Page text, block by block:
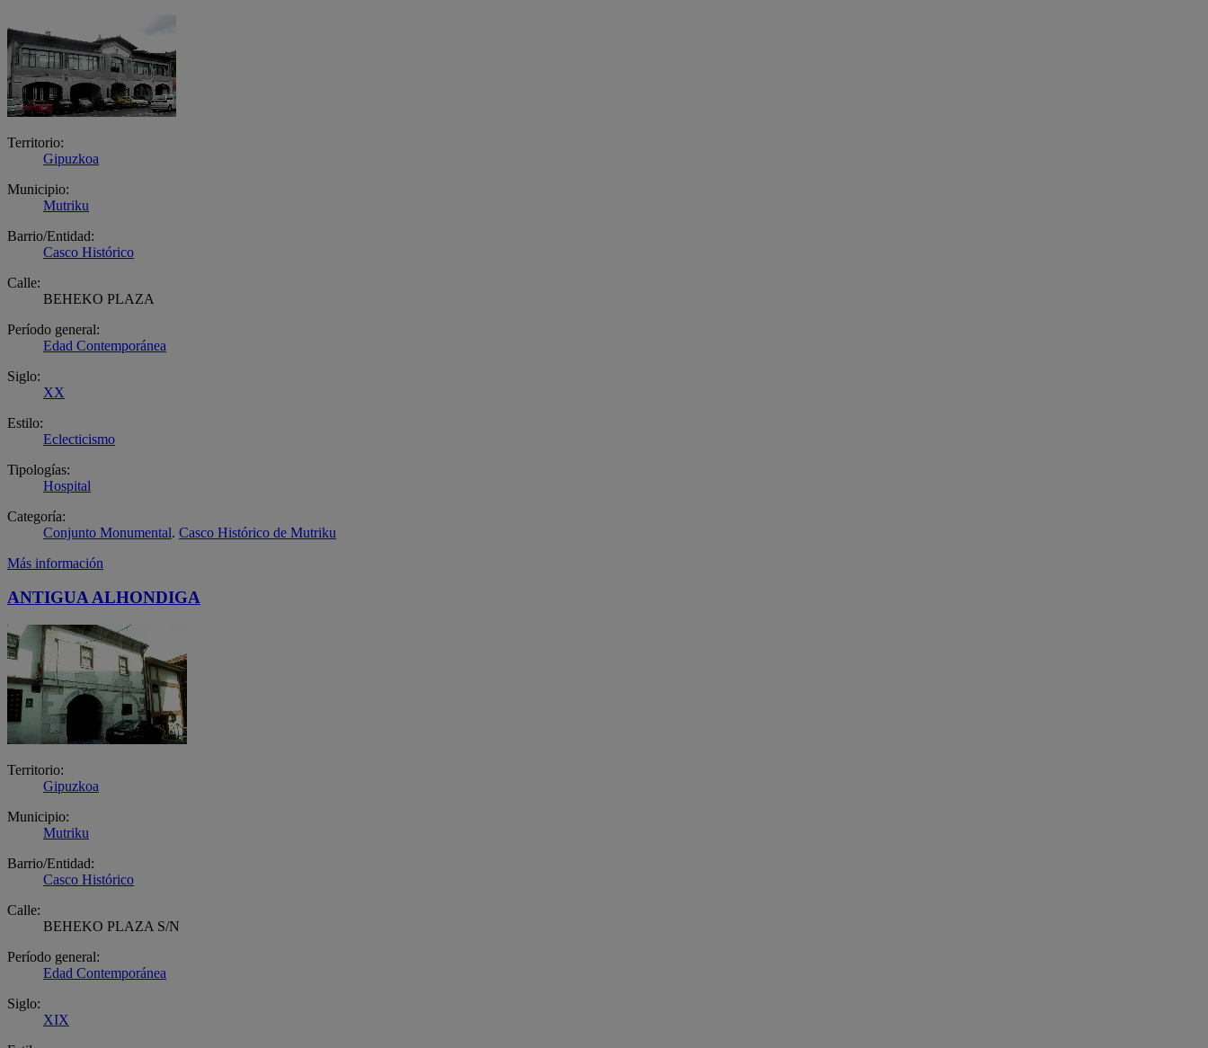
Territorio:
Gipuzkoa
Municipio:
Mutriku
Barrio/Entidad:
Casco Histórico
Calle:
BEHEKO PLAZA
Período general:
Edad Contemporánea
Siglo:
XX
Estilo:
Eclecticismo
Tipologías:
Hospital
Categoría:
Conjunto Monumental. Casco Histórico de Mutriku
Más información
ANTIGUA ALHONDIGA
Territorio:
Gipuzkoa
Municipio:
Mutriku
Barrio/Entidad:
Casco Histórico
Calle:
BEHEKO PLAZA S/N
Período general:
Edad Contemporánea
Siglo:
XIX